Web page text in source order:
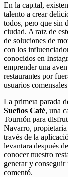
En la capital,
talento a crear
todos, pero que sin
ciudad. A raíz de
de soluciones de
con los
conocidos en
emprender una
restaurantes por
usuarios
La primera parada
Sueños Café, una
Tournón para
Navarro, propietaria
través de la
levantara después
conocer nuestro
generar y conseguir
comentó.